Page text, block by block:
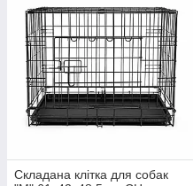
Складана клітка для собак